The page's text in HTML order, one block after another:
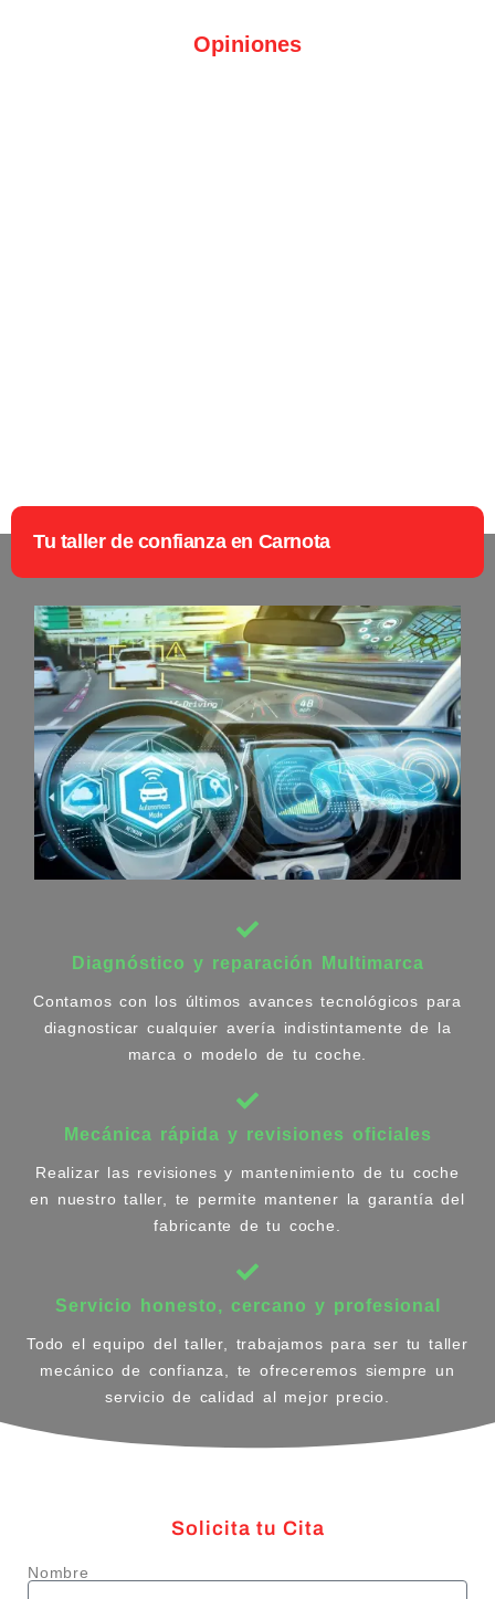
Opiniones
Tu taller de confianza en Carnota
Diagnóstico y reparación Multimarca
Contamos con los últimos avances tecnológicos para
diagnosticar cualquier avería indistintamente de la
marca o modelo de tu coche.
Mecánica rápida y revisiones oficiales
Realizar las revisiones y mantenimiento de tu coche
en nuestro taller, te permite mantener la garantía del
fabricante de tu coche.
Servicio honesto, cercano y profesional
Todo el equipo del taller, trabajamos para ser tu taller
mecánico de confianza, te ofreceremos siempre un
servicio de calidad al mejor precio.
Solicita tu Cita
Nombre